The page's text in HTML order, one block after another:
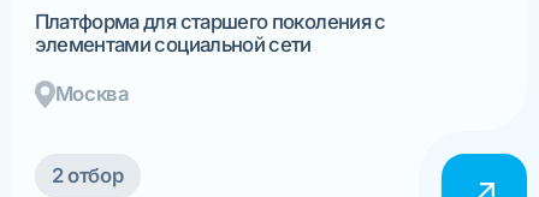
Платформа для старшего поколения с
элементами социальной сети
Москва
2 отбор